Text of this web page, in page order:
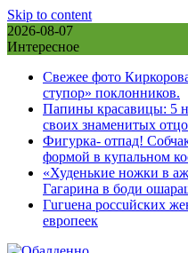
Skip to content
2026-08-07
Интересное
Свежее фото
ступор» поклонников.
Папины красавицы: 5
своих знаменитых
Фигурка- отпад!
формой в купальном
«Худенькие ножки в
Гагарина в боди
Гuгuена россuйских
европеек